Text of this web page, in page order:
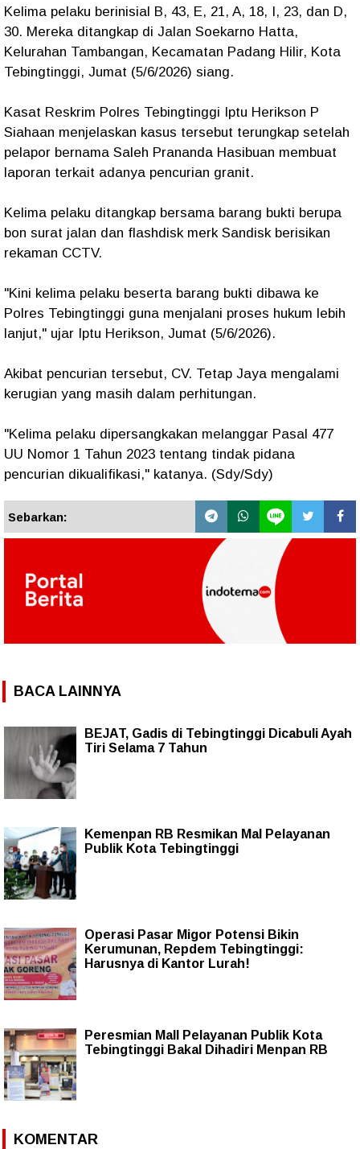
Kelima pelaku berinisial B, 43, E, 21, A, 18, I, 23, dan D,
30. Mereka ditangkap di Jalan Soekarno Hatta,
Kelurahan Tambangan, Kecamatan Padang Hilir, Kota
Tebingtinggi, Jumat (5/6/2026) siang.
Kasat Reskrim Polres Tebingtinggi Iptu Herikson P
Siahaan menjelaskan kasus tersebut terungkap setelah
pelapor bernama Saleh Prananda Hasibuan membuat
laporan terkait adanya pencurian granit.
Kelima pelaku ditangkap bersama barang bukti berupa
bon surat jalan dan flashdisk merk Sandisk berisikan
rekaman CCTV.
"Kini kelima pelaku beserta barang bukti dibawa ke
Polres Tebingtinggi guna menjalani proses hukum lebih
lanjut," ujar Iptu Herikson, Jumat (5/6/2026).
Akibat pencurian tersebut, CV. Tetap Jaya mengalami
kerugian yang masih dalam perhitungan.
"Kelima pelaku dipersangkakan melanggar Pasal 477
UU Nomor 1 Tahun 2023 tentang tindak pidana
pencurian dikualifikasi," katanya. (Sdy/Sdy)
Sebarkan:
BACA LAINNYA
BEJAT, Gadis di Tebingtinggi Dicabuli Ayah
Tiri Selama 7 Tahun
Kemenpan RB Resmikan Mal Pelayanan
Publik Kota Tebingtinggi
Operasi Pasar Migor Potensi Bikin
Kerumunan, Repdem Tebingtinggi:
Harusnya di Kantor Lurah!
Peresmian Mall Pelayanan Publik Kota
Tebingtinggi Bakal Dihadiri Menpan RB
KOMENTAR